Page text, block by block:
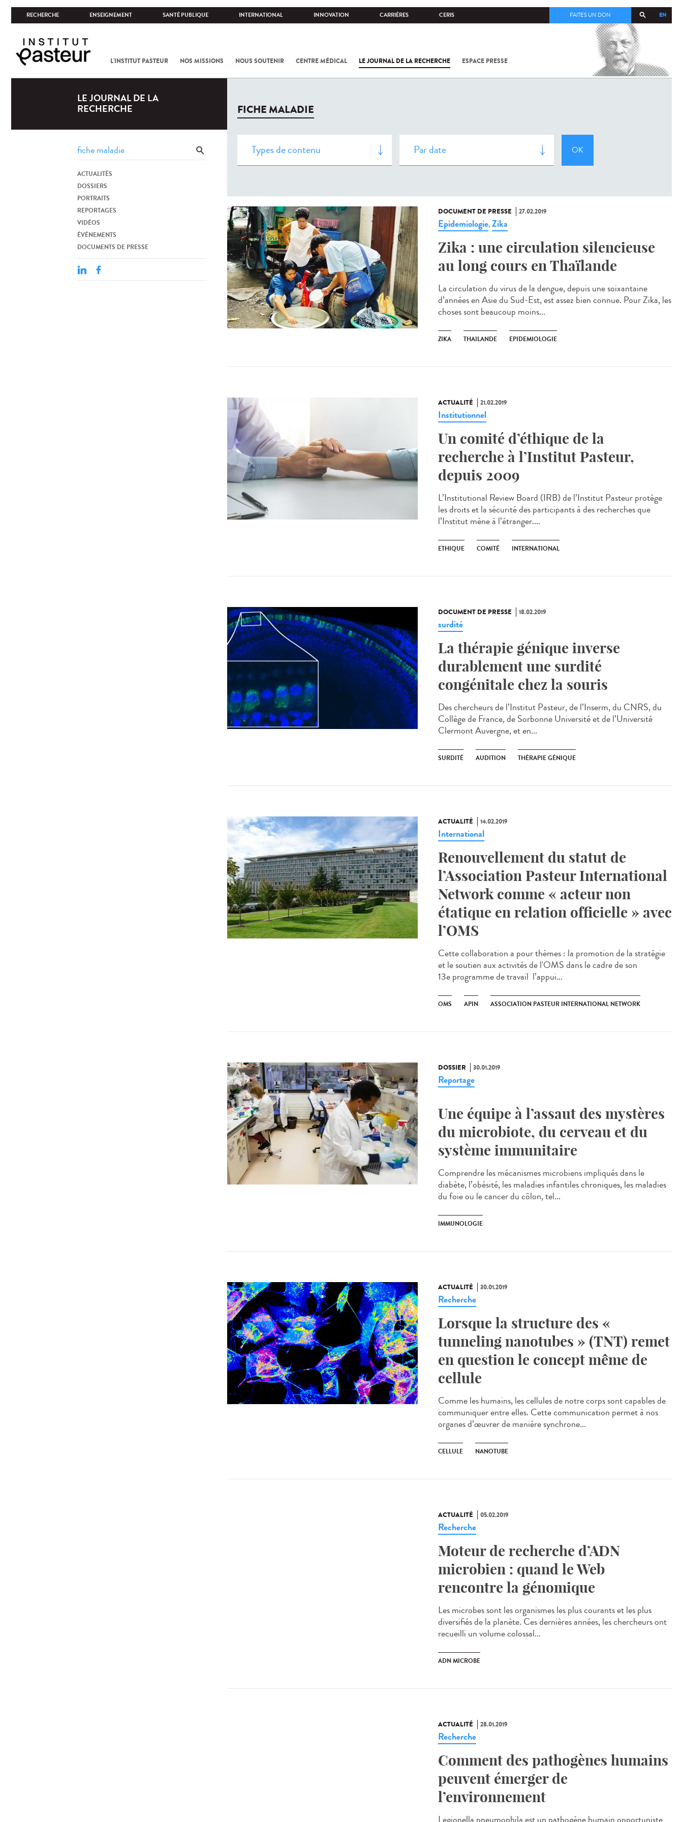
RECHERCHE ENSEIGNEMENT SANTÉ PUBLIQUE INTERNATIONAL INNOVATION CARRIÈRES CERIS EN
FAITES UN DON
L'INSTITUT PASTEUR NOS MISSIONS NOUS SOUTENIR CENTRE MÉDICAL LE JOURNAL DE LA RECHERCHE ESPACE PRESSE
COV-2 /
LE JOURNAL DE LA
RECHERCHE
ACTUALITÉS
DOSSIERS
PORTRAITS
REPORTAGES
VIDÉOS
ÉVÉNEMENTS
DOCUMENTS DE PRESSE
FICHE MALADIE
DOCUMENT DE PRESSE 27.02.2019
Epidemiologie,Zika
Zika : une circulation silencieuse
au long cours en Thaïlande
La circulation du virus de la dengue, depuis une soixantaine
d’années en Asie du Sud-Est, est assez bien connue. Pour Zika, les
choses sont beaucoup moins...
ZIKA THAILANDE EPIDEMIOLOGIE
ACTUALITÉ 21.02.2019
Institutionnel
Un comité d’éthique de la
recherche à l’Institut Pasteur,
depuis 2009
L’Institutional Review Board (IRB) de l’Institut Pasteur protège
les droits et la sécurité des participants à des recherches que
l’Institut mène à l’étranger....
ETHIQUE COMITÉ INTERNATIONAL
DOCUMENT DE PRESSE 18.02.2019
surdité
La thérapie génique inverse
durablement une surdité
congénitale chez la souris
Des chercheurs de l’Institut Pasteur, de l’Inserm, du CNRS, du
Collège de France, de Sorbonne Université et de l’Université
Clermont Auvergne, et en...
SURDITÉ AUDITION THÉRAPIE GÉNIQUE
ACTUALITÉ 14.02.2019
International
Renouvellement du statut de
l’Association Pasteur International
Network comme « acteur non
étatique en relation officielle » avec
l’OMS
Cette collaboration a pour thèmes : la promotion de la stratégie
et le soutien aux activités de l'OMS dans le cadre de son
13e programme de travail l’appui...
OMS APIN ASSOCIATION PASTEUR INTERNATIONAL NETWORK
DOSSIER 30.01.2019
Reportage
Une équipe à l’assaut des mystères
du microbiote, du cerveau et du
système immunitaire
Comprendre les mécanismes microbiens impliqués dans le
diabète, l’obésité, les maladies infantiles chroniques, les maladies
du foie ou le cancer du côlon, tel...
IMMUNOLOGIE
ACTUALITÉ 30.01.2019
Recherche
Lorsque la structure des «
tunneling nanotubes » (TNT) remet
en question le concept même de
cellule
Comme les humains, les cellules de notre corps sont capables de
communiquer entre elles. Cette communication permet à nos
organes d’œuvrer de manière synchrone...
CELLULE NANOTUBE
ACTUALITÉ 05.02.2019
Recherche
Moteur de recherche d’ADN
microbien : quand le Web
rencontre la génomique
Les microbes sont les organismes les plus courants et les plus
diversifiés de la planète. Ces dernières années, les chercheurs ont
recueilli un volume colossal...
ADN MICROBE
ACTUALITÉ 28.01.2019
Recherche
Comment des pathogènes humains
peuvent émerger de
l’environnement